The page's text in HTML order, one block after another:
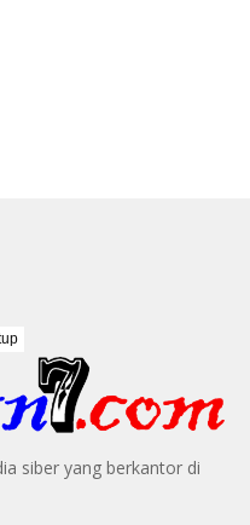
siber yang berkantor di